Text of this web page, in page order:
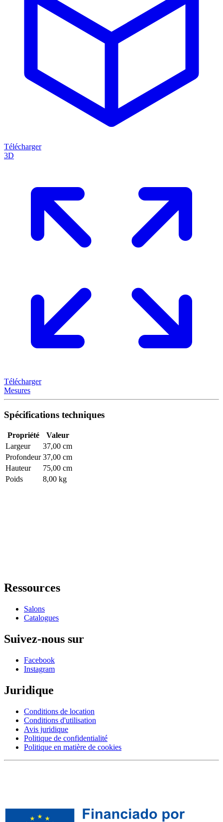
Télécharger
3D
Télécharger
Mesures
Spécifications techniques
Propriété
Valeur
Largeur
37,00 cm
Profondeur 37,00 cm
Hauteur
75,00 cm
Poids
8,00 kg
Ressources
Salons
Catalogues
Suivez-nous sur
Facebook
Instagram
Juridique
Conditions de location
Conditions d'utilisation
Avis juridique
Politique de confidentialité
Politique en matière de cookies